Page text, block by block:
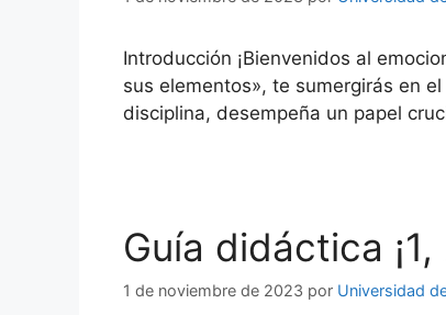
Introducción ¡Bienvenidos al
sus elementos», te sumergirás en
disciplina, desempeña un papel
Guía didáctica
1 de noviembre de 2023 por Universidad